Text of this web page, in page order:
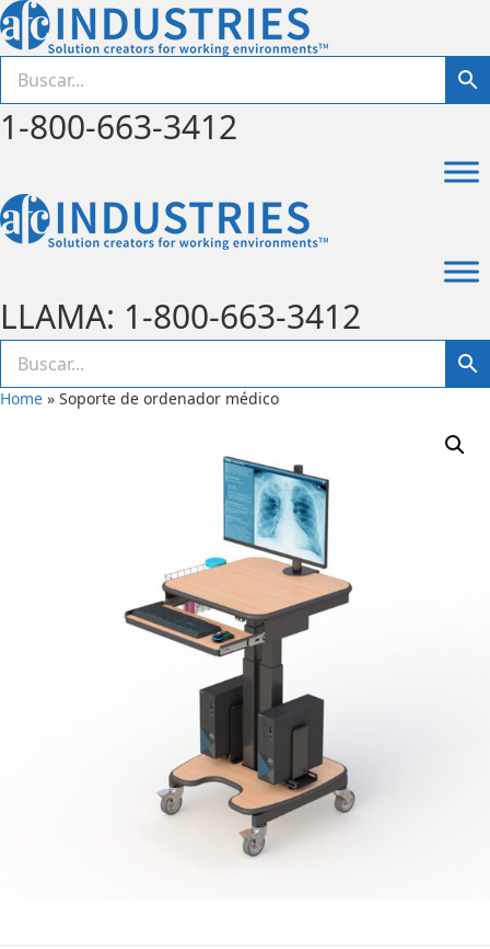
1-800-663-3412
LLAMA: 1-800-663-3412
Home » Soporte de ordenador médico